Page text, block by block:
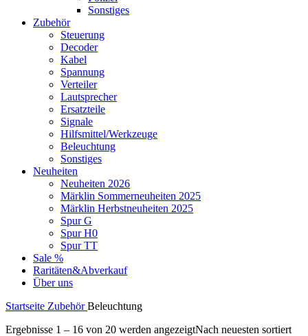
Sonstiges
Zubehör
Steuerung
Decoder
Kabel
Spannung
Verteiler
Lautsprecher
Ersatzteile
Signale
Hilfsmittel/Werkzeuge
Beleuchtung
Sonstiges
Neuheiten
Neuheiten 2026
Märklin Sommerneuheiten 2025
Märklin Herbstneuheiten 2025
Spur G
Spur H0
Spur TT
Sale %
Raritäten&Abverkauf
Über uns
Startseite ZubehörBeleuchtung
Ergebnisse 1 – 16 von 20 werden angezeigtNach neuesten sortiert